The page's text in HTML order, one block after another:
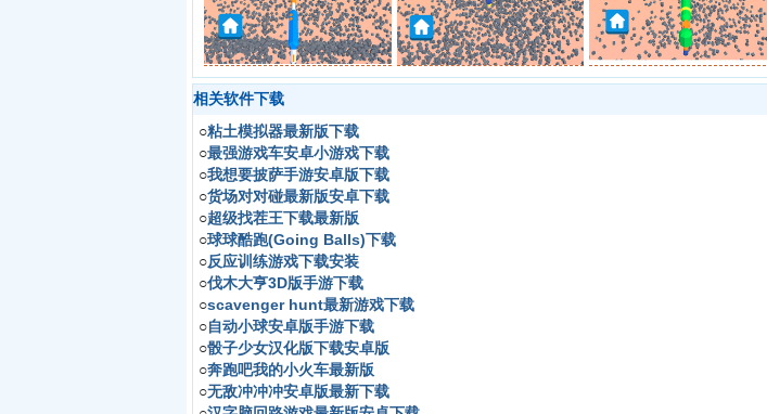
相关软件下载
○粘土模拟器最新版下载
○最强游戏车安卓小游戏下载
○我想要披萨手游安卓版下载
○货场对对碰最新版安卓下载
○超级找茬王下载最新版
○球球酷跑(Going Balls)下载
○反应训练游戏下载安装
○伐木大亨3D版手游下载
○scavenger hunt最新游戏下载
○自动小球安卓版手游下载
○骰子少女汉化版下载安卓版
○奔跑吧我的小火车最新版
○无敌冲冲冲安卓版最新下载